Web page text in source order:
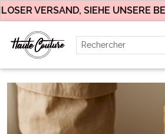
VERSAND, SIEHE UNSERE